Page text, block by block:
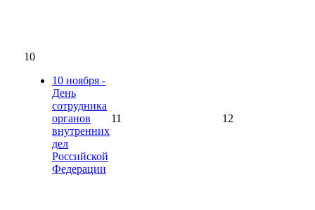
10
10 ноября -
День
сотрудника
органов
внутренних
дел
Российской
Федерации
11 12